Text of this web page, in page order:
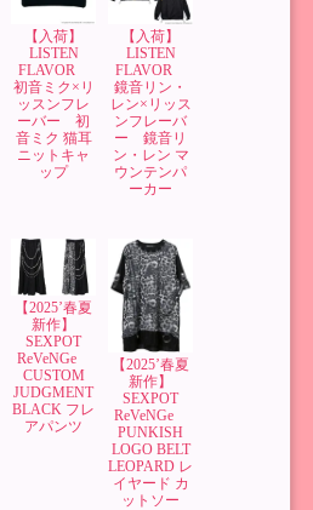
【入荷】
LISTEN
FLAVOR
初音ミク×リ
ッスンフレ
ーバー 初
音ミク 猫耳
ニットキャ
ップ
【入荷】
LISTEN
FLAVOR
鏡音リン・
レン×リッス
ンフレーバ
ー 鏡音リ
ン・レン マ
ウンテンパ
ーカー
【2025’春夏
新作】
SEXPOT
ReVeNGe
CUSTOM
JUDGMENT
BLACK フレ
アパンツ
【2025’春夏
新作】
SEXPOT
ReVeNGe
PUNKISH
LOGO BELT
LEOPARD レ
イヤード カ
ットソー